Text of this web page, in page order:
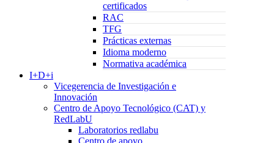
certificados
RAC
TFG
Prácticas externas
Idioma moderno
Normativa académica
I+D+i
Vicegerencia de Investigación e
Innovación
Centro de Apoyo Tecnológico (CAT) y
RedLabU
Laboratorios redlabu